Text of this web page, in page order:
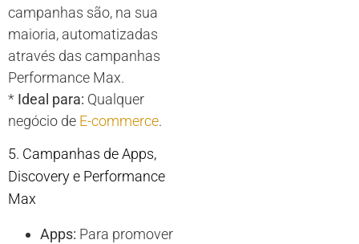
campanhas são, na sua
maioria, automatizadas
através das campanhas
Performance Max.
* Ideal para: Qualquer
negócio de E-commerce.
5. Campanhas de Apps,
Discovery e Performance
Max
Apps: Para promover